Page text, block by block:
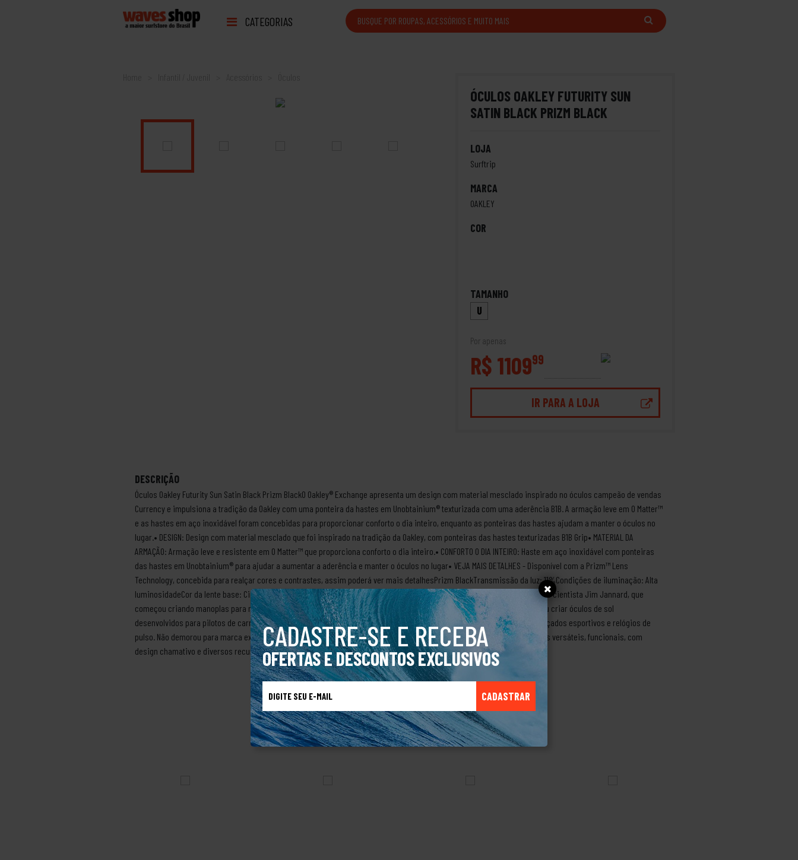
CADASTRE-SE E RECEBA
OFERTAS E DESCONTOS EXCLUSIVOS
CADASTRAR
CATEGORIAS
Home
ÓCULOS OAKLEY FUTURITY SUN
SATIN BLACK PRIZM BLACK
LOJA
Surftrip
MARCA
OAKLEY
COR
TAMANHO
U
Por apenas
R$ 110999
IR PARA A LOJA
DESCRIÇÃO
Óculos Oakley Futurity Sun Satin Black Prizm BlackO Oakley® Exchange apresenta um design com material mesclado inspirado no óculos campeão de vendas
Currency e impulsiona a tradição da Oakley com uma ponteira da hastes em Unobtainium® texturizada com uma aderência B1B. A armação leve em O Matter™
e as hastes em aço inoxidável foram concebidas para proporcionar conforto o dia inteiro, enquanto as ponteiras das hastes ajudam a manter o óculos no
lugar.• DESIGN: Design com material mesclado que foi inspirado na tradição da Oakley, com ponteiras das hastes texturizadas B1B Grip• MATERIAL DA
ARMAÇÃO: Armação leve e resistente em O Matter™ que proporciona conforto o dia inteiro.• CONFORTO O DIA INTEIRO: Haste em aço inoxidável com ponteiras
das hastes em Unobtainium® para ajudar a aumentar a aderência e manter o óculos no lugar• VEJA MAIS DETALHES - Disponível com a Prizm™ Lens
Technology, concebida para realçar cores e contrastes, assim poderá ver mais detalhesPrizm BlackTransmissão da luz: 11%Condições de iluminação: Alta
luminosidadeCor da lente base: CinzaDocumento Informativo: 3Sobre a marca OakleyA marca Oakley foi criada em 1975 pelo cientista Jim Jannard, que
começou criando manoplas para motocicletas com um design bastante inovador. Com esse mesmo espírito, Jim resolveu criar óculos de sol
desenvolvidos para pilotos de carro de corrida e, com o passar do tempo, foi desenvolvendo mochilas para alpinismo, calçados esportivos e relógios de
pulso. Não demorou para marca expandir para diversas outras categorias alcançando todo o tipo de público, com produtos versáteis, funcionais, com
design chamativo e diversos recursos tecnológicos.Produto Original.
TALVEZ VOCÊ TAMBÉM GOSTE